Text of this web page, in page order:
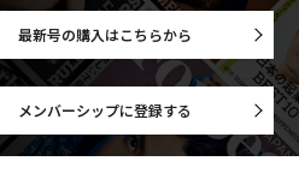
最新号の購入はこちらから
メンバーシップに登録する